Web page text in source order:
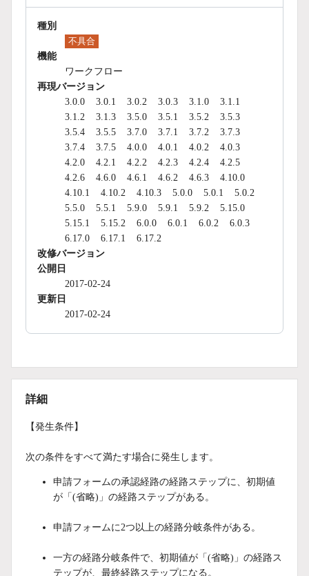
種別
不具合
機能
ワークフロー
再現バージョン
3.0.0
3.0.1 3.0.2 3.0.3 3.1.0
3.1.1
3.1.2
3.1.3 3.5.0 3.5.1 3.5.2
3.5.3
3.5.4
3.5.5 3.7.0 3.7.1 3.7.2
3.7.3
3.7.4
3.7.5 4.0.0 4.0.1 4.0.2
4.0.3
4.2.0
4.2.1 4.2.2 4.2.3 4.2.4
4.2.5
4.2.6
4.6.0 4.6.1 4.6.2 4.6.3
4.10.0
4.10.1
4.10.2 4.10.3 5.0.0 5.0.1
5.0.2
5.5.0
5.5.1 5.9.0 5.9.1 5.9.2
5.15.0
5.15.1
5.15.2 6.0.0 6.0.1 6.0.2
6.0.3
6.17.0
6.17.1
6.17.2
改修バージョン
公開日
2017-02-24
更新日
2017-02-24
詳細
【発生条件】
次の条件をすべて満たす場合に発生します。
申請フォームの承認経路の経路ステップに、初期値
が「(省略)」の経路ステップがある。
申請フォームに2つ以上の経路分岐条件がある。
一方の経路分岐条件で、初期値が「(省略)」の経路ス
テップが、最終経路ステップになる。